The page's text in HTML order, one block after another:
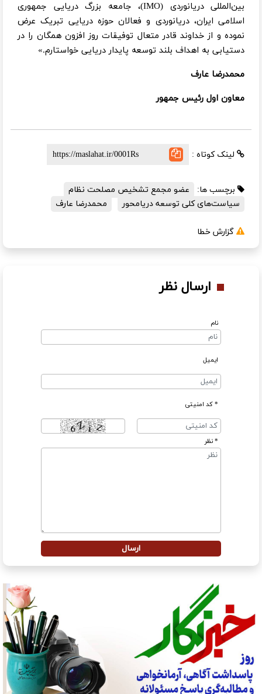
بین‌المللی دریانوردی (IMO)، جامعه بزرگ دریایی جمهوری
اسلامی ایران، دریانوردی و فعالان حوزه دریایی تبریک عرض
نموده و از خداوند قادر متعال توفیقات روز افزون همگان را در
دستیابی به اهداف بلند توسعه پایدار دریایی خواستارم.»
محمدرضا عارف
معاون اول رئیس جمهور
لینک کوتاه :
برچسب ها:
عضو مجمع تشخیص مصلحت نظام
سیاست‌های کلی توسعه دریامحور
محمدرضا عارف
گزارش خطا
ارسال نظر
نام
ایمیل
* کد امنیتی
* نظر